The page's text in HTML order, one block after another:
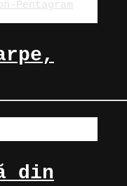
Luna
din